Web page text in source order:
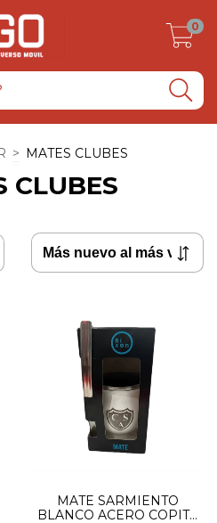
0
> MATES CLUBES
CLUBES
MATE SARMIENTO
BLANCO ACERO COPITA